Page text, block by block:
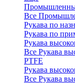
Все
Рукава по
Рукава по
Рукава
Все Рукава
PTFE
Рукава
Все Рукава